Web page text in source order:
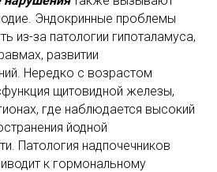
Эндокринные проблемы
из-за патологии гипоталамуса,
развитии
Нередко с возрастом
щитовидной железы,
где наблюдается высокий
йодной
Патология надпочечников
к гормональному